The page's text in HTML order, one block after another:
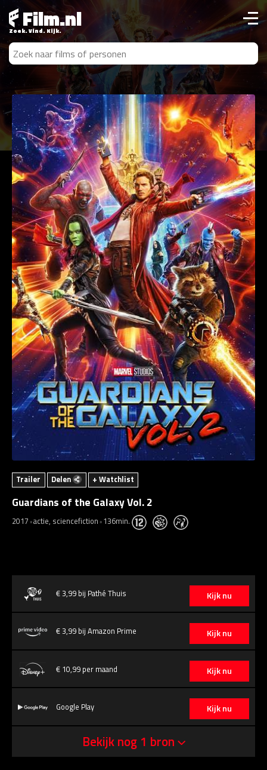
Film.nl
Zoek. Vind. Kijk.
Trailer Delen + Watchlist
Guardians of the Galaxy Vol. 2
2017 actie, sciencefiction 136min.
Kijk nu
€ 3,99 bij Pathé Thuis
Kijk nu
€ 3,99 bij Amazon Prime
Kijk nu
€ 10,99 per maand
Kijk nu
Google Play
Bekijk nog 1 bron